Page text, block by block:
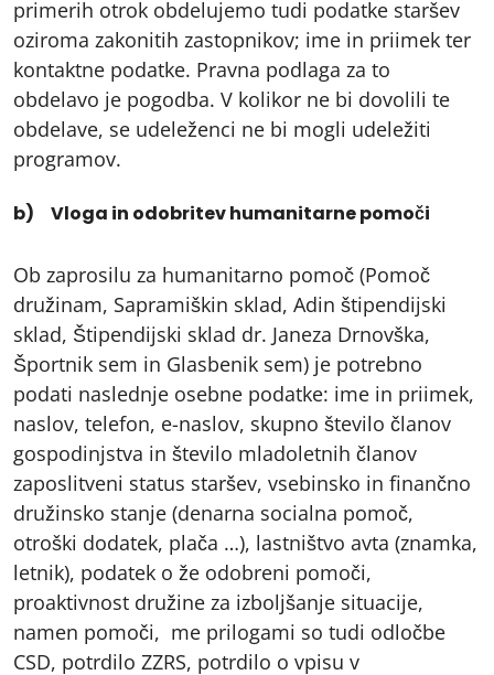
primerih otrok obdelujemo tudi podatke staršev
oziroma zakonitih zastopnikov; ime in priimek ter
kontaktne podatke. Pravna podlaga za to
obdelavo je pogodba. V kolikor ne bi dovolili te
obdelave, se udeleženci ne bi mogli udeležiti
programov.
b) Vloga in odobritev humanitarne pomoči
Ob zaprosilu za humanitarno pomoč (Pomoč
družinam, Sapramiškin sklad, Adin štipendijski
sklad, Štipendijski sklad dr. Janeza Drnovška,
Športnik sem in Glasbenik sem) je potrebno
podati naslednje osebne podatke: ime in priimek,
naslov, telefon, e-naslov, skupno število članov
gospodinjstva in število mladoletnih članov
zaposlitveni status staršev, vsebinsko in finančno
družinsko stanje (denarna socialna pomoč,
otroški dodatek, plača …), lastništvo avta (znamka,
letnik), podatek o že odobreni pomoči,
proaktivnost družine za izboljšanje situacije,
namen pomoči, me prilogami so tudi odločbe
CSD, potrdilo ZZRS, potrdilo o vpisu v